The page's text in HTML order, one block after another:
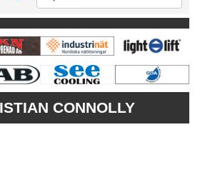
CONNOLLY